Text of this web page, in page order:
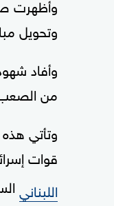
وأظهرت
وتحويل
وأفاد
من الصعب
وتأتي
قوات
اللبناني